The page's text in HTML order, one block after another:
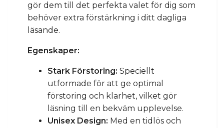
gör dem till det perfekta valet för dig som
behöver extra förstärkning i ditt dagliga
läsande.
Egenskaper:
Stark Förstoring: Speciellt
utformade för att ge optimal
förstoring och klarhet, vilket gör
läsning till en bekväm upplevelse.
Unisex Design: Med en tidlös och